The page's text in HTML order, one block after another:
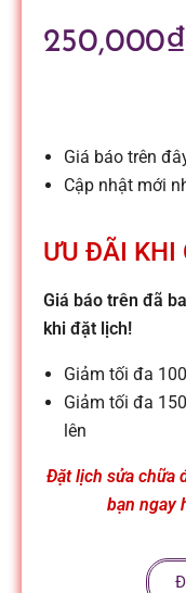
l
e
-
S
ử
a
c
250,000₫
Giá báo trên
Cập nhật mới
ƯU ĐÃI KHI
Giá báo trên đã
khi đặt lịch!
Giảm tối đa
Giảm tối đa
lên
Đặt lịch sửa chữa
bạn ngay